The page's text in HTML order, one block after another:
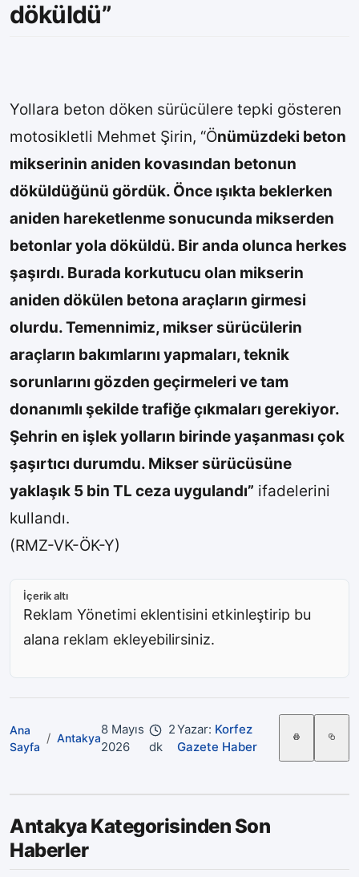
döküldü”
Yollara beton döken sürücülere tepki gösteren
motosikletli Mehmet Şirin, “Önümüzdeki beton
mikserinin aniden kovasından betonun
döküldüğünü gördük. Önce ışıkta beklerken
aniden hareketlenme sonucunda mikserden
betonlar yola döküldü. Bir anda olunca herkes
şaşırdı. Burada korkutucu olan mikserin
aniden dökülen betona araçların girmesi
olurdu. Temennimiz, mikser sürücülerin
araçların bakımlarını yapmaları, teknik
sorunlarını gözden geçirmeleri ve tam
donanımlı şekilde trafiğe çıkmaları gerekiyor.
Şehrin en işlek yolların birinde yaşanması çok
şaşırtıcı durumdu. Mikser sürücüsüne
yaklaşık 5 bin TL ceza uygulandı” ifadelerini
kullandı.
(RMZ-VK-ÖK-Y)
İçerik altı
Reklam Yönetimi eklentisini etkinleştirip bu
alana reklam ekleyebilirsiniz.
Ana
Sayfa
/ Antakya
8 Mayıs
2026
2
dk
Yazar: Korfez
Gazete Haber
Antakya Kategorisinden Son
Haberler